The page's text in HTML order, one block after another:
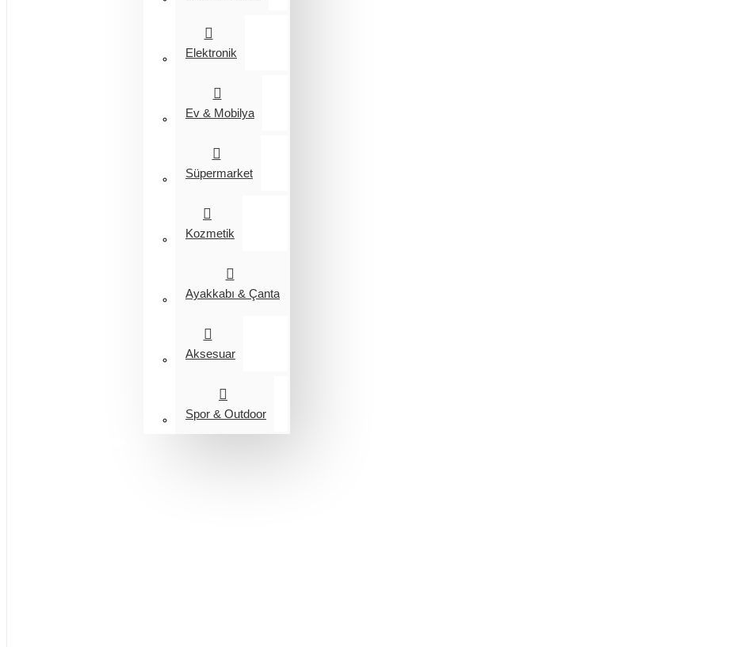
Elektronik
Ev & Mobilya
Süpermarket
Kozmetik
Ayakkabı & Çanta
Aksesuar
Spor & Outdoor